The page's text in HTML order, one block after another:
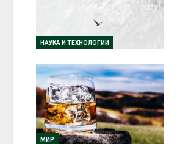
НАУКА И ТЕХНОЛОГИИ
МИР